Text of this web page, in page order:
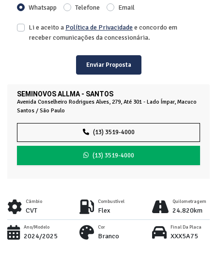
SEMINOVOS ALLMA - SANTOS
Avenida Conselheiro Rodrigues Alves, 279, Até 301 - Lado Ímpar, Macuco
Santos / São Paulo
(13) 3519-4000
(13) 3519-4000
Whatsapp
Telefone Email
Li e aceito a Política de Privacidadee concordo em
receber comunicações da concessionária.
Enviar Proposta
Câmbio
CVT
Combustível
Flex
Quilometragem
24.820km
Ano/Modelo
2024/2025
Cor
Branco
Final Da Placa
XXX5A75